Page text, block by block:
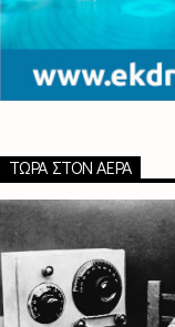
ΤΏΡΑ ΣΤΟΝ ΑΈΡΑ